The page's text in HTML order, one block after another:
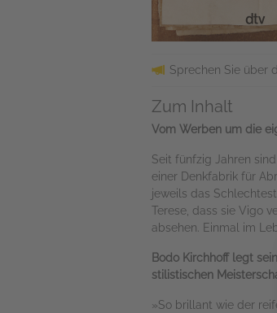
Sprechen Sie über
Zum Inhalt
Vom Werben um die
Seit fünfzig Jahren
einer Denkfabrik für
jeweils das
Terese, dass sie Vigo
absehen. Einmal im
Bodo Kirchhoff legt
stilistischen
»So brillant wie der